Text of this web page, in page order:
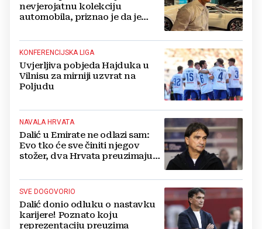
nevjerojatnu kolekciju
automobila, priznao je da je
KONFERENCIJSKA LIGA
Uvjerljiva pobjeda Hajduka u
Vilnisu za mirniji uzvrat na
Poljudu
NAVALA HRVATA
Dalić u Emirate ne odlazi sam:
Evo tko će sve činiti njegov
stožer, dva Hrvata preuzimaju
SVE DOGOVORIO
Dalić donio odluku o nastavku
karijere! Poznato koju
reprezentaciju preuzima